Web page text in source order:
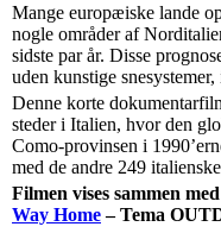
Mange europæiske lande
nogle områder af
sidste par år. Disse
uden kunstige snesystemer,
Denne korte
steder i Italien, hvor den
Como-provinsen i
med de andre 249
Filmen vises sammen med
Way Home– Tema